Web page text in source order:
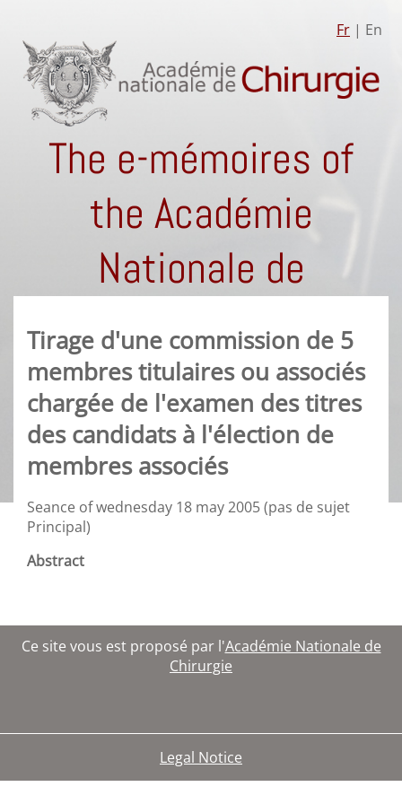
Fr | En
The e-mémoires of
the Académie
Nationale de
Chirurgie
Tirage d'une commission de 5
membres titulaires ou associés
chargée de l'examen des titres
des candidats à l'élection de
membres associés
Seance of wednesday 18 may 2005 (pas de sujet
Principal)
Abstract
Ce site vous est proposé par l'Académie Nationale de
Chirurgie
Legal Notice